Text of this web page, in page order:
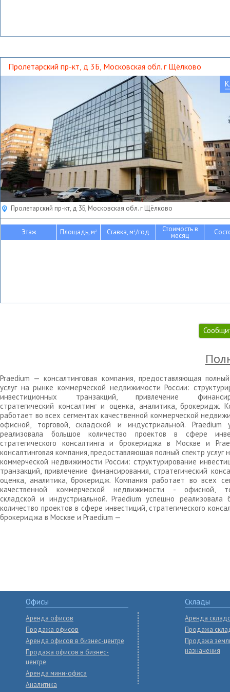
Пролетарский пр-кт, д 3Б, Московская обл. г Щёлково
Пролетарский пр-кт, д 3Б, Московская обл. г Щёлково
Этаж Площадь, м2 Ставка, м2/год Стоимость в
месяц
Praedium — консалтинговая компания, предоставляющая
услуг на рынке коммерческой недвижимости России:
инвестиционных транзакций, привлечение
стратегический консалтинг и оценка, аналитика, брокеридж.
работает во всех сегментах качественной коммерческой
офисной, торговой, складской и индустриальной. Praedium
реализовала большое количество проектов в сфере
стратегического консалтинга и брокериджа в Москве и
консалтинговая компания, предоставляющая полный спектр услуг
коммерческой недвижимости России: структурирование
транзакций, привлечение финансирования, стратегический
оценка, аналитика, брокеридж. Компания работает во всех
качественной коммерческой недвижимости - офисной,
складской и индустриальной. Praedium успешно реализовала
количество проектов в сфере инвестиций, стратегического
брокериджа в Москве и Praedium —
Офисы
Аренда офисов
Продажа офисов
Аренда офисов в бизнес-центре
Продажа офисов в бизнес-
центре
Аренда мини-офиса
Аналитика
Склады
Аренда
Продажа
Продажа
назначения